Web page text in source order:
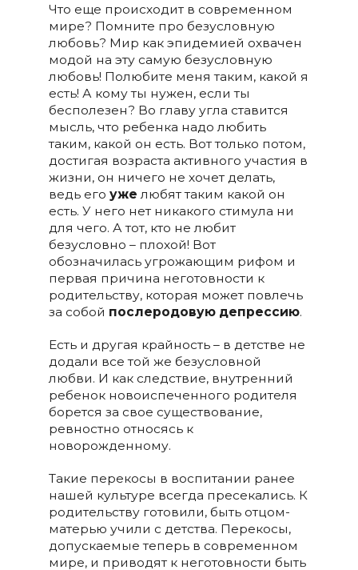
Что еще происходит в современном
мире? Помните про безусловную
любовь? Мир как эпидемией охвачен
модой на эту самую безусловную
любовь! Полюбите меня таким, какой я
есть! А кому ты нужен, если ты
бесполезен? Во главу угла ставится
мысль, что ребенка надо любить
таким, какой он есть. Вот только потом,
достигая возраста активного участия в
жизни, он ничего не хочет делать,
ведь его уже любят таким какой он
есть. У него нет никакого стимула ни
для чего. А тот, кто не любит
безусловно – плохой! Вот
обозначилась угрожающим рифом и
первая причина неготовности к
родительству, которая может повлечь
за собой послеродовую депрессию.
Есть и другая крайность – в детстве не
додали все той же безусловной
любви. И как следствие, внутренний
ребенок новоиспеченного родителя
борется за свое существование,
ревностно относясь к
новорожденному.
Такие перекосы в воспитании ранее
нашей культуре всегда пресекались. К
родительству готовили, быть отцом-
матерью учили с детства. Перекосы,
допускаемые теперь в современном
мире, и приводят к неготовности быть